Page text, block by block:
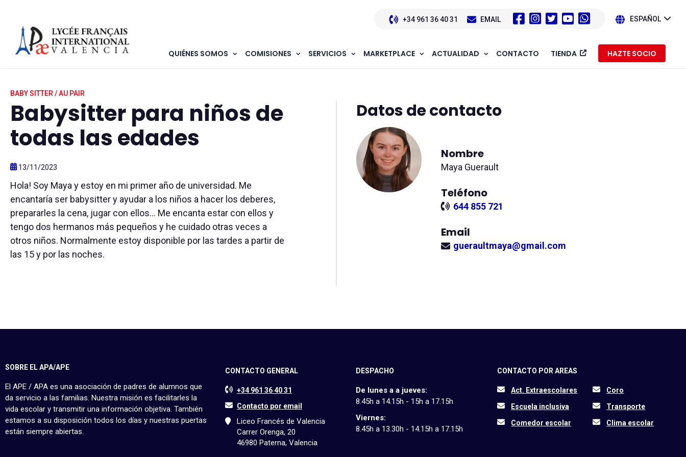
+34 961 36 40 31 EMAIL ESPAÑOL
QUIÉNES SOMOS COMISIONES SERVICIOS MARKETPLACE ACTUALIDAD CONTACTO TIENDA HAZTE SOCIO
BABY SITTER / AU PAIR
Babysitter para niños de
todas las edades
13/11/2023
Hola! Soy Maya y estoy en mi primer año de universidad. Me
encantaría ser babysitter y ayudar a los niños a hacer los deberes,
prepararles la cena, jugar con ellos… Me encanta estar con ellos y
tengo dos hermanos más pequeños y he cuidado otras veces a
otros niños. Normalmente estoy disponible por las tardes a partir de
las 15 y por las noches.
Datos de contacto
Nombre
Maya Guerault
Teléfono
644 855 721
Email
gueraultmaya@gmail.com
SOBRE EL APA/APE
El APE / APA es una asociación de padres de alumnos que
da servicio a las familias. Nuestra misión es facilitarles la
vida escolar y transmitir una información objetiva. También
estamos a su disposición todos los días y nuestras puertas
están siempre abiertas.
CONTACTO GENERAL
+34 961 36 40 31
Contacto por email
Liceo Francés de Valencia
Carrer Orenga, 20
46980 Paterna, Valencia
DESPACHO
De lunes a a jueves:
8.45h a 14.15h - 15h a 17.15h
Viernes:
8.45h a 13.30h - 14.15h a 17.15h
CONTACTO POR AREAS
Act. Extraescolares
Coro
Escuela inclusiva
Transporte
Comedor escolar
Clima escolar